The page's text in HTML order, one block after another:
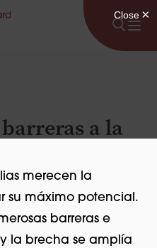
a la
merecen la
su máximo potencial.
barreras e
la brecha se amplía